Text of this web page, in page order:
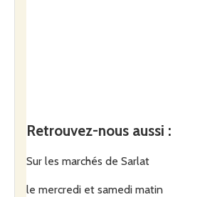
Retrouvez-nous aussi :
Sur les marchés de Sarlat
le mercredi et samedi matin